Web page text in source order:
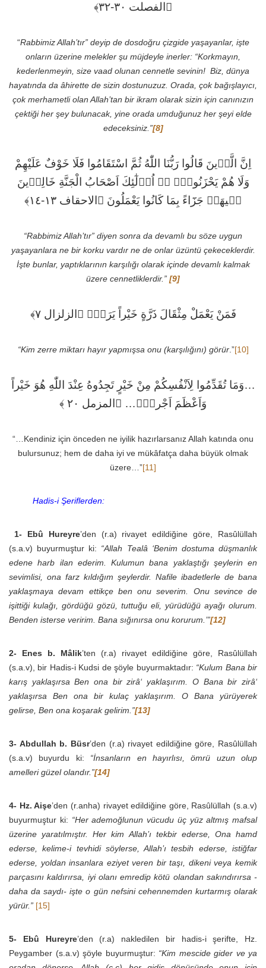
﴿الفصلت ٣٠-٣٢﴾
“Rabbimiz Allah’tır” deyip de dosdoğru çizgide yaşayanlar, işte
onların üzerine melekler şu müjdeyle inerler: “Korkmayın,
kederlenmeyin, size vaad olunan cennetle sevinin! Biz, dünya
hayatında da âhirette de sizin dostunuzuz. Orada, çok bağışlayıcı,
çok merhametli olan Allah’tan bir ikram olarak sizin için canınızın
çektiği her şey bulunacak, yine orada umduğunuz her şeyi elde
edeceksiniz.”[8]
اِنَّ الَّذ۪ينَ قَالُوا رَبُّنَا اللّٰهُ ثُمَّ اسْتَقَامُوا فَلَا خَوْفٌ عَلَيْهِمْ
وَلَا هُمْ يَحْزَنُونَۚ ﴿﴾ اُو۬لٰٓئِكَ اَصْحَابُ الْجَنَّةِ خَالِد۪ينَ
ف۪يهَاۚ جَزَٓاءً بِمَا كَانُوا يَعْمَلُونَ ﴿الاحقاف ١٣-١٤﴾
“Rabbimiz Allah’tır” diyen sonra da devamlı bu söze uygun
yaşayanlara ne bir korku vardır ne de onlar üzüntü çekeceklerdir.
İşte bunlar, yaptıklarının karşılığı olarak içinde devamlı kalmak
üzere cennetliklerdir.” [9]
فَمَنْ يَعْمَلْ مِثْقَالَ ذَرَّةٍ خَيْراً يَرَهُۜ ﴿الزلزال ٧﴾
“Kim zerre miktarı hayır yapmışsa onu (karşılığını) görür.”[10]
…وَمَا تُقَدِّمُوا لِاَنْفُسِكُمْ مِنْ خَيْرٍ تَجِدُوهُ عِنْدَ اللّٰهِ هُوَ خَيْراً
وَاَعْظَمَ اَجْراًۜ… ﴿المزمل ٢٠ ﴾
“…Kendiniz için önceden ne iyilik hazırlarsanız Allah katında onu
bulursunuz; hem de daha iyi ve mükâfatça daha büyük olmak
üzere…”[11]
Hadis-i Şeriflerden:
1- Ebû Hureyre’den (r.a) rivayet edildiğine göre, Rasûlüllah
(s.a.v) buyurmuştur ki: “Allah Tealâ ‘Benim dostuma düşmanlık
edene harb ilan ederim. Kulumun bana yaklaştığı şeylerin en
sevimlisi, ona farz kıldığım şeylerdir. Nafile ibadetlerle de bana
yaklaşmaya devam ettikçe ben onu severim. Onu sevince de
işittiği kulağı, gördüğü gözü, tuttuğu eli, yürüdüğü ayağı olurum.
Benden isterse veririm. Bana sığınırsa onu korurum.’”[12]
2- Enes b. Mâlik’ten (r.a) rivayet edildiğine göre, Rasûlüllah
(s.a.v), bir Hadis-i Kudsi de şöyle buyurmaktadır: “Kulum Bana bir
karış yaklaşırsa Ben ona bir zirâ‘ yaklaşırım. O Bana bir zirâ‘
yaklaşırsa Ben ona bir kulaç yaklaşırım. O Bana yürüyerek
gelirse, Ben ona koşarak gelirim.”[13]
3- Abdullah b. Büsr’den (r.a) rivayet edildiğine göre, Rasûlüllah
(s.a.v) buyurdu ki: “İnsanların en hayırlısı, ömrü uzun olup
amelleri güzel olandır.”[14]
4- Hz. Aişe’den (r.anha) rivayet edildiğine göre, Rasûlüllah (s.a.v)
buyurmuştur ki: “Her ademoğlunun vücudu üç yüz altmış mafsal
üzerine yaratılmıştır. Her kim Allah’ı tekbir ederse, Ona hamd
ederse, kelime-i tevhidi söylerse, Allah’ı tesbih ederse, istiğfar
ederse, yoldan insanlara eziyet veren bir taşı, dikeni veya kemik
parçasını kaldırırsa, iyi olanı emredip kötü olandan sakındırırsa -
daha da saydı- işte o gün nefsini cehennemden kurtarmış olarak
yürür.” [15]
5- Ebû Hureyre’den (r.a) nakledilen bir hadis-i şerifte, Hz.
Peygamber (s.a.v) şöyle buyurmuştur: “Kim mescide gider ve ya